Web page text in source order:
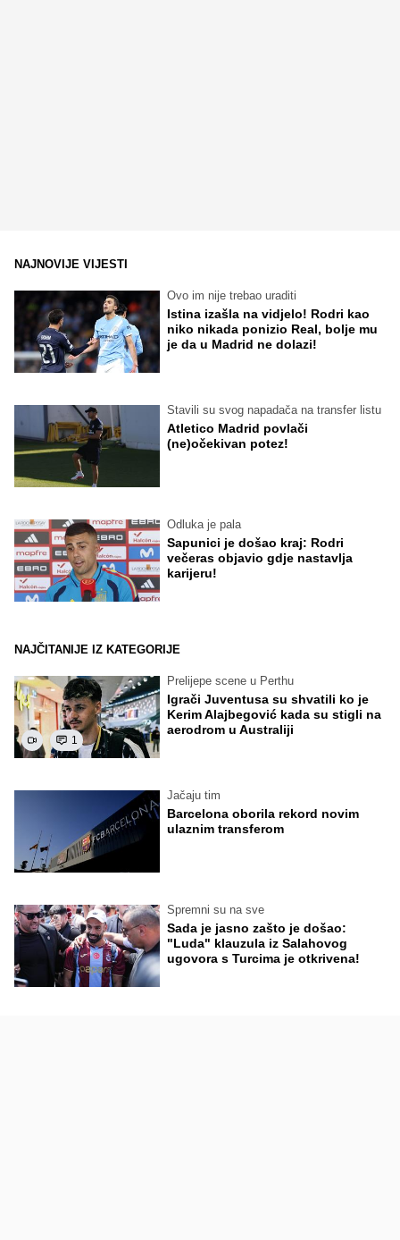
NAJNOVIJE VIJESTI
Ovo im nije trebao uraditi
Istina izašla na vidjelo! Rodri kao
niko nikada ponizio Real, bolje mu
je da u Madrid ne dolazi!
Stavili su svog napadača na transfer listu
Atletico Madrid povlači
(ne)očekivan potez!
Odluka je pala
Sapunici je došao kraj: Rodri
večeras objavio gdje nastavlja
karijeru!
NAJČITANIJE IZ KATEGORIJE
1
Prelijepe scene u Perthu
Igrači Juventusa su shvatili ko je
Kerim Alajbegović kada su stigli na
aerodrom u Australiji
Jačaju tim
Barcelona oborila rekord novim
ulaznim transferom
Spremni su na sve
Sada je jasno zašto je došao:
"Luda" klauzula iz Salahovog
ugovora s Turcima je otkrivena!